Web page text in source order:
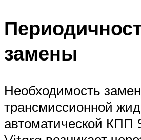
замены
Необходимость
трансмиссионной
автоматической КПП